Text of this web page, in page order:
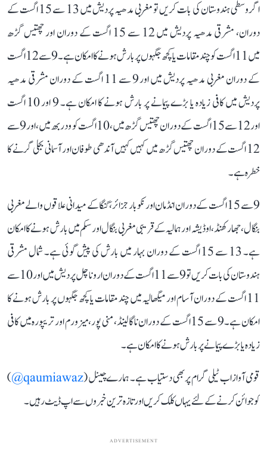
اگر وسطی ہندوستان کی بات کریں تو مغربی مدھیہ پردیش میں 13 سے 15 اگست کے
دوران، مشرقی مدھیہ پردیش میں 12 سے 15 اگست کے دوران اور چھتیس گڑھ
میں 11 اگست کو چند مقامات یا کچھ جگہوں پر بارش ہونے کا امکان ہے۔ 9 سے 12 اگست
کے دوران مغربی مدھیہ پردیش میں اور 9 سے 11 اگست کے دوران مشرقی مدھیہ
پردیش میں کافی زیادہ یا بڑے پیمانے پر بارش ہونے کا امکان ہے۔ 9 اور 10 اگست
اور 12 سے 15 اگست کے دوران چھتیس گڑھ میں، 10 اگست کو ودربھ میں، اور 9 سے
12 اگست کے دوران چھتیس گڑھ میں کہیں کہیں آندھی طوفان اور آسمانی بجلی گرنے کا
خطرہ ہے۔
9 سے 15 اگست کے دوران انڈمان اور نکوبار جزائر، گنگا کے میدانی علاقوں والے مغربی
بنگال، جھارکھنڈ، اوڈیشہ اور ہمالیہ کے قریبی مغربی بنگال اور سکم میں بارش ہونے کا امکان
ہے۔ 13 سے 15 اگست کے دوران بہار میں بارش کی پیش گوئی ہے۔ شمال مشرقی
ہندوستان کی بات کریں تو 9 سے 11 اگست کے دوران اروناچل پردیش میں اور 10 سے
11 اگست کے دوران آسام اور میگھالیہ میں چند مقامات یا کچھ جگہوں پر بارش ہونے کا
امکان ہے۔ 9 سے 15 اگست کے دوران ناگالینڈ، منی پور، میزورم اور تریپورہ میں کافی
زیادہ یا بڑے پیمانے پر بارش ہونے کا امکان ہے۔
قومی آواز اب ٹیلی گرام پر بھی دستیاب ہے۔ ہمارے چینل (qaumiawaz@
)
کو جوائن کرنے کے لئے یہاں کلک کریں اور تازہ ترین خبروں سے اپ ڈیٹ رہیں۔
ADVERTISEMENT